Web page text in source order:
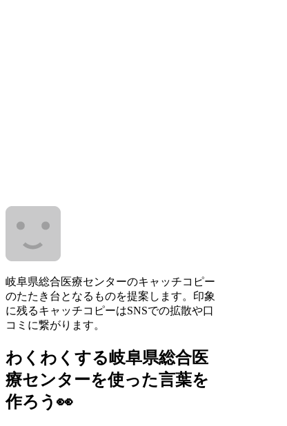
岐阜県総合医療センターのキャッチコピー
のたたき台となるものを提案します。印象
に残るキャッチコピーはSNSでの拡散や口
コミに繋がります。
わくわくする岐阜県総合医
療センターを使った言葉を
作ろう👀